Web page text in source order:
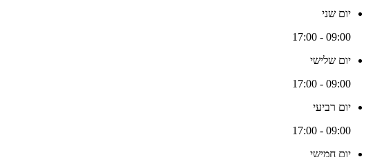
יום שני
09:00 - 17:00
יום שלישי
09:00 - 17:00
יום רביעי
09:00 - 17:00
יום חמישי